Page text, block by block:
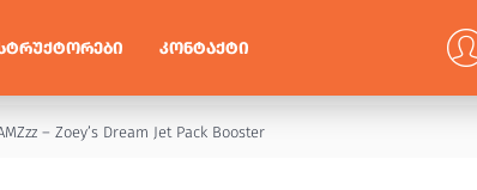
ᲙᲝᲜᲢᲐᲥᲢᲘ
– Zoey’s Dream Jet Pack Booster